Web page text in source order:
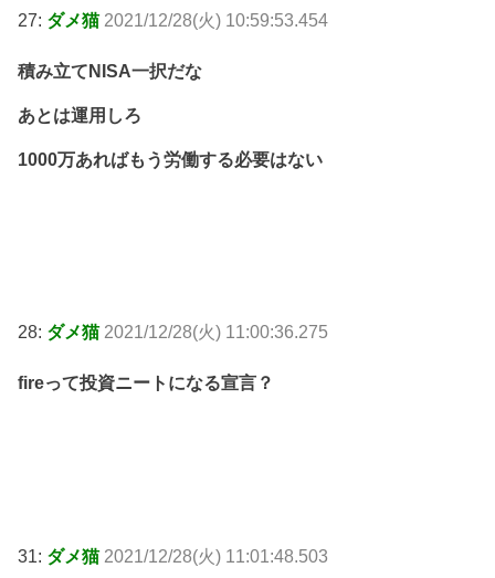
27: ダメ猫 2021/12/28(火) 10:59:53.454
積み立てNISA一択だな
あとは運用しろ
1000万あればもう労働する必要はない
28: ダメ猫 2021/12/28(火) 11:00:36.275
fireって投資ニートになる宣言？
31: ダメ猫 2021/12/28(火) 11:01:48.503